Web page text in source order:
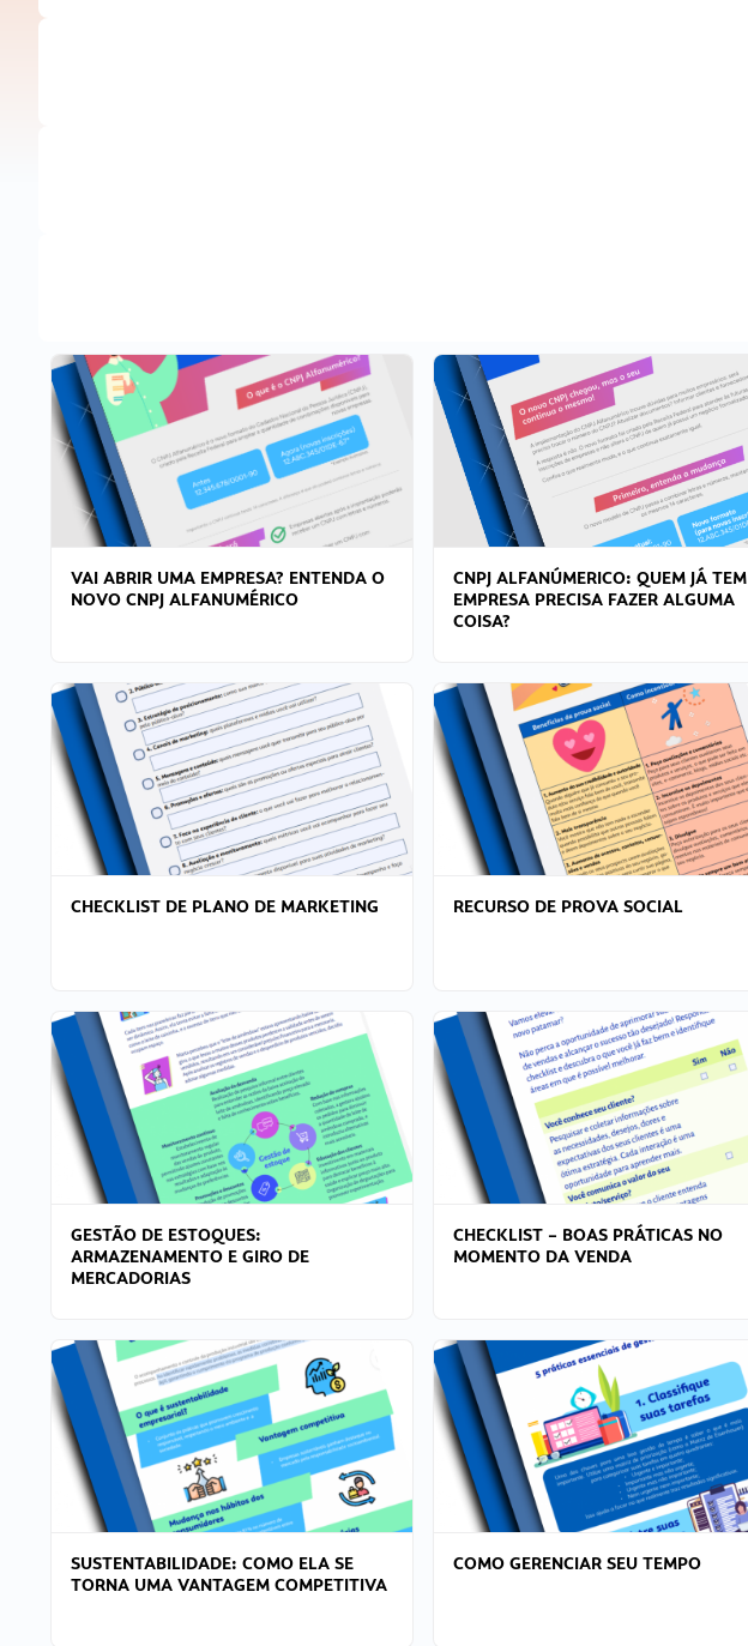
VAI ABRIR UMA EMPRESA? ENTENDA O
NOVO CNPJ ALFANUMÉRICO
CNPJ ALFANÚMERICO: QUEM JÁ TEM
EMPRESA PRECISA FAZER ALGUMA
COISA?
CHECKLIST DE PLANO DE MARKETING RECURSO DE PROVA SOCIAL
GESTÃO DE ESTOQUES:
ARMAZENAMENTO E GIRO DE
MERCADORIAS
CHECKLIST – BOAS PRÁTICAS NO
MOMENTO DA VENDA
SUSTENTABILIDADE: COMO ELA SE
TORNA UMA VANTAGEM COMPETITIVA
COMO GERENCIAR SEU TEMPO